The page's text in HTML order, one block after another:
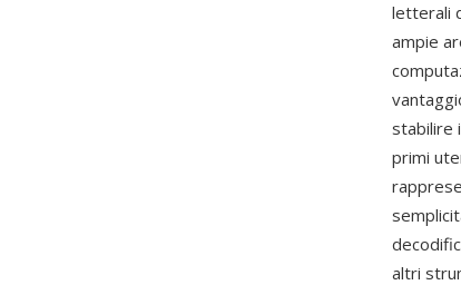
letterali
ampie
stabilire
primi
altri